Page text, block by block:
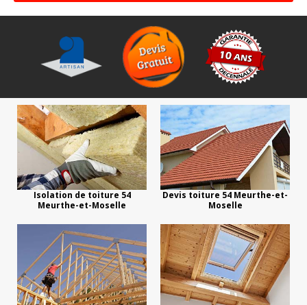
Isolation de toiture 54
Meurthe-et-Moselle
Devis toiture 54 Meurthe-et-
Moselle